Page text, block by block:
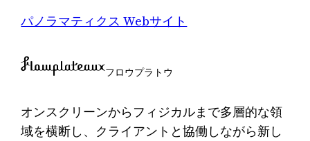
パノラマティクス Webサイト
フロウプラトウ
オンスクリーンからフィジカルまで多層的な領
域を横断し、クライアントと協働しながら新し